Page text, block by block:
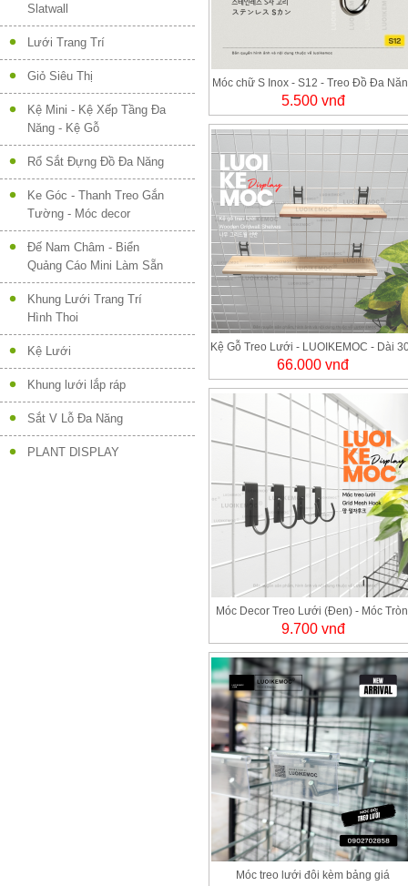
Slatwall
Lưới Trang Trí
Giỏ Siêu Thị
Kệ Mini - Kệ Xếp Tầng Đa
Năng - Kệ Gỗ
Rổ Sắt Đựng Đồ Đa Năng
Ke Góc - Thanh Treo Gắn
Tường - Móc decor
Đế Nam Châm - Biển
Quảng Cáo Mini Làm Sẵn
Khung Lưới Trang Trí
Hình Thoi
Kệ Lưới
Khung lưới lắp ráp
Sắt V Lỗ Đa Năng
PLANT DISPLAY
Móc chữ S Inox - S12 - Treo Đồ Đa
Cao Cấp LUOIKEMOC
5.500 vnđ
Kệ Gỗ Treo Lưới - LUOIKEMOC - Dài
x Ngang 95 mm
66.000 vnđ
Móc Decor Treo Lưới (Đen) - Móc
an toàn cho người dùng!
9.700 vnđ
Móc treo lưới đôi kèm bảng giá